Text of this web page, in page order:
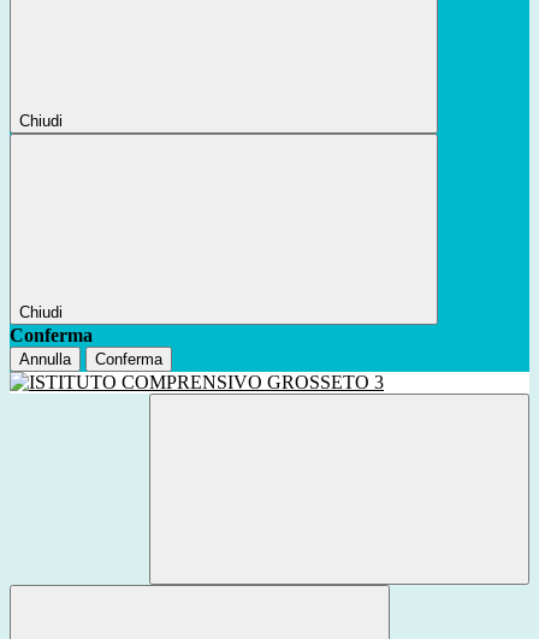
Chiudi
Chiudi
Conferma
Annulla Conferma